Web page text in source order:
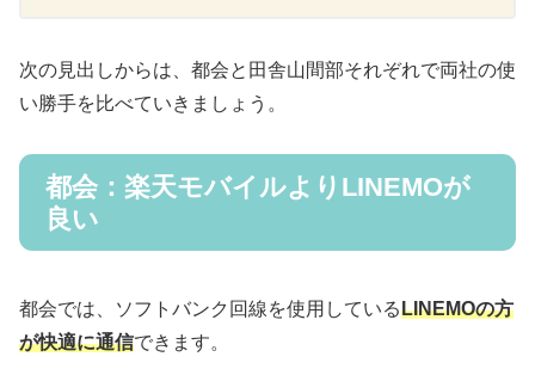
次の見出しからは、都会と田舎山間部それぞれで両社の使
い勝手を比べていきましょう。
都会：楽天モバイルよりLINEMOが
良い
都会では、ソフトバンク回線を使用しているLINEMOの方
が快適に通信できます。